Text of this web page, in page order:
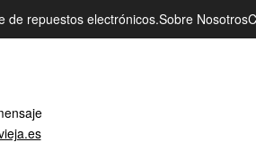
de repuestos electrónicos.Sobre Nosotros